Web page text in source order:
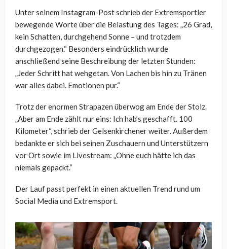
Unter seinem Instagram-Post schrieb der Extremsportler
bewegende Worte über die Belastung des Tages: „26 Grad,
kein Schatten, durchgehend Sonne – und trotzdem
durchgezogen.“ Besonders eindrücklich wurde
anschließend seine Beschreibung der letzten Stunden:
„Jeder Schritt hat wehgetan. Von Lachen bis hin zu Tränen
war alles dabei. Emotionen pur.“
Trotz der enormen Strapazen überwog am Ende der Stolz.
„Aber am Ende zählt nur eins: Ich hab’s geschafft. 100
Kilometer“, schrieb der Gelsenkirchener weiter. Außerdem
bedankte er sich bei seinen Zuschauern und Unterstützern
vor Ort sowie im Livestream: „Ohne euch hätte ich das
niemals gepackt.“
Der Lauf passt perfekt in einen aktuellen Trend rund um
Social Media und Extremsport.